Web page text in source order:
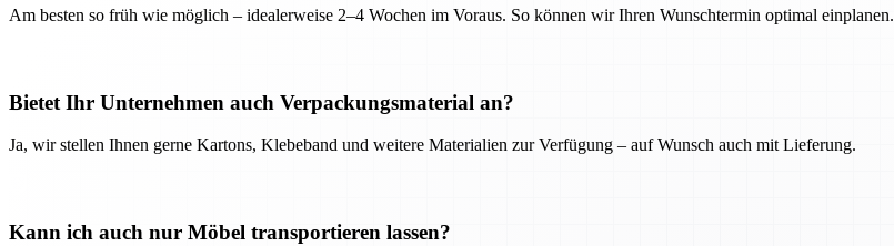
Am besten so früh wie möglich – idealerweise 2–4 Wochen im Voraus. So können wir Ihren Wunschtermin optimal einplanen.
Bietet Ihr Unternehmen auch Verpackungsmaterial an?
Ja, wir stellen Ihnen gerne Kartons, Klebeband und weitere Materialien zur Verfügung – auf Wunsch auch mit Lieferung.
Kann ich auch nur Möbel transportieren lassen?